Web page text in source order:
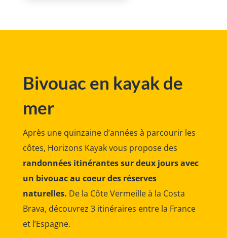
Bivouac en kayak de
mer
Après une quinzaine d’années à parcourir les
côtes, Horizons Kayak vous propose des
randonnées itinérantes sur deux jours avec
un bivouac au coeur des réserves
naturelles. De la Côte Vermeille à la Costa
Brava, découvrez 3 itinéraires entre la France
et l’Espagne.